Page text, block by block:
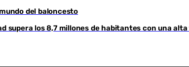
del baloncesto
supera los 8,7 millones de habitantes con una